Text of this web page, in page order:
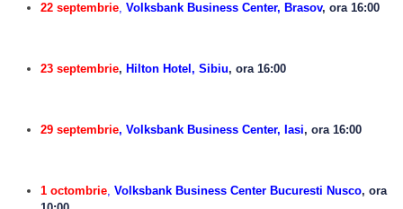
22 septembrie, Volksbank Business Center, Brasov, ora 16:00
23 septembrie, Hilton Hotel, Sibiu, ora 16:00
29 septembrie, Volksbank Business Center, Iasi, ora 16:00
1 octombrie, Volksbank Business Center Bucuresti Nusco, ora